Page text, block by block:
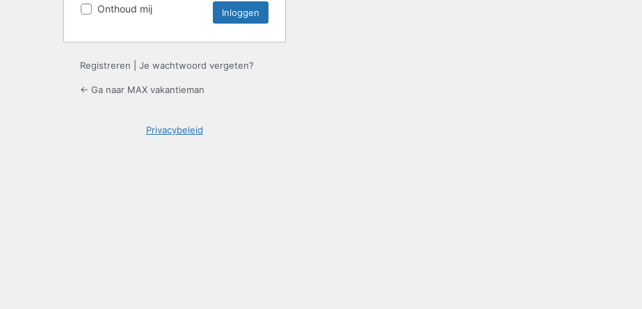
Onthoud mij
Registreren Je wachtwoord vergeten?
← Ga naar MAX vakantieman
Privacybeleid